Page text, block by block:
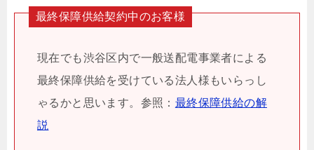
最終保障供給契約中のお客様
現在でも渋谷区内で一般送配電事業者による
最終保障供給を受けている法人様もいらっし
ゃるかと思います。参照： 最終保障供給の解
説